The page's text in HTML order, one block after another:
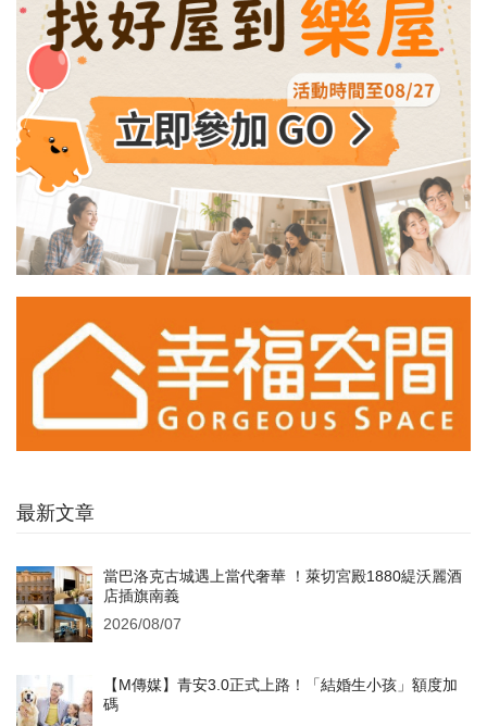
最新文章
當巴洛克古城遇上當代奢華 ！萊切宮殿1880緹沃麗酒
店插旗南義
2026/08/07
【M傳媒】青安3.0正式上路！「結婚生小孩」額度加
碼